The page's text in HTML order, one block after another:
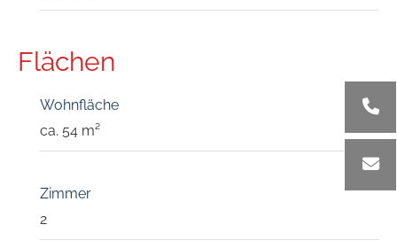
Flächen
Wohnfläche
ca. 54 m²
Zimmer
2